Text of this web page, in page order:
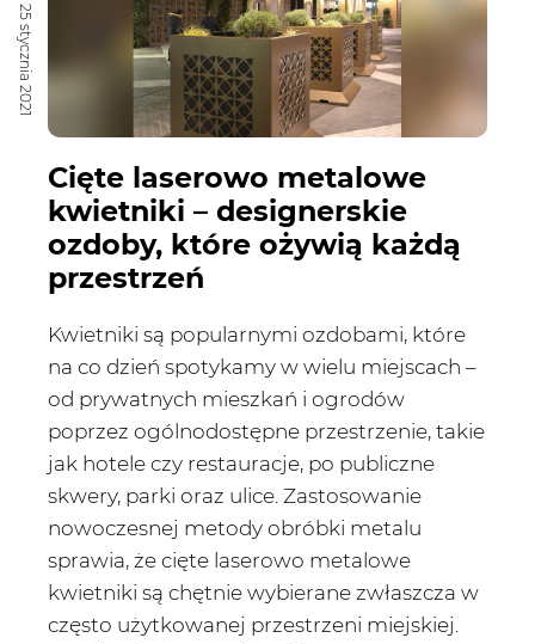
25 stycznia 2021
Cięte laserowo metalowe
kwietniki – designerskie
ozdoby, które ożywią każdą
przestrzeń
Kwietniki są popularnymi ozdobami, które
na co dzień spotykamy w wielu miejscach –
od prywatnych mieszkań i ogrodów
poprzez ogólnodostępne przestrzenie, takie
jak hotele czy restauracje, po publiczne
skwery, parki oraz ulice. Zastosowanie
nowoczesnej metody obróbki metalu
sprawia, że cięte laserowo metalowe
kwietniki są chętnie wybierane zwłaszcza w
często użytkowanej przestrzeni miejskiej.